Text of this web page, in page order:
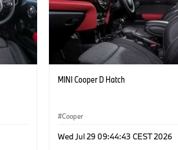
MINI Cooper D Hatch
Cooper
Wed Jul 29 09:44:43 CEST 2026